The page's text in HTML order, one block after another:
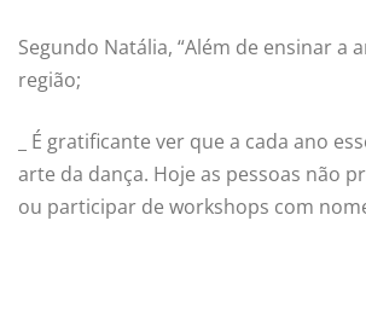
Segundo Natália, “Além de ensinar
região;
_ É gratificante ver que a cada ano
arte da dança. Hoje as pessoas não
ou participar de workshops com